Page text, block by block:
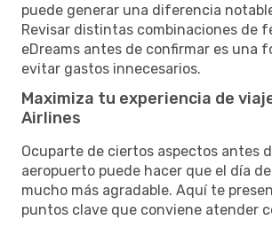
puede generar una diferencia
Revisar distintas combinaciones de
eDreams antes de confirmar es una
evitar gastos innecesarios.
Maximiza tu experiencia de
Airlines
Ocuparte de ciertos aspectos antes
aeropuerto puede hacer que el día
mucho más agradable. Aquí te
puntos clave que conviene atender